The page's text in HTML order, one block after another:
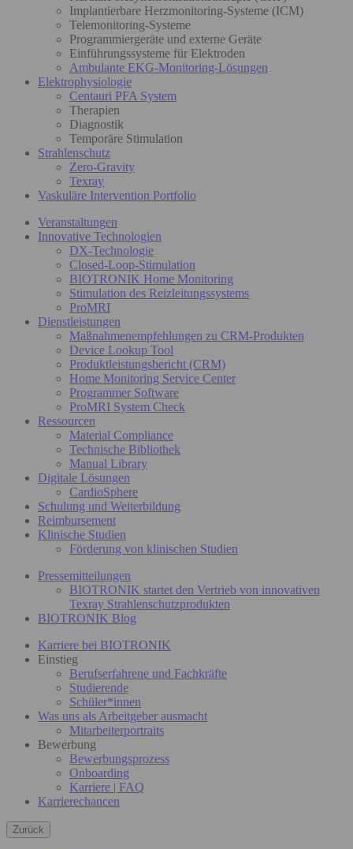
Implantierbare Herzmonitoring-Systeme (ICM)
Telemonitoring-Systeme
Programmiergeräte und externe Geräte
Einführungssysteme für Elektroden
Ambulante EKG-Monitoring-Lösungen
Elektrophysiologie
Centauri PFA System
Therapien
Diagnostik
Temporäre Stimulation
Strahlenschutz
Zero-Gravity
Texray
Vaskuläre Intervention Portfolio
Veranstaltungen
Innovative Technologien
DX-Technologie
Closed-Loop-Stimulation
BIOTRONIK Home Monitoring
Stimulation des Reizleitungssystems
ProMRI
Dienstleistungen
Maßnahmenempfehlungen zu CRM-Produkten
Device Lookup Tool
Produktleistungsbericht (CRM)
Home Monitoring Service Center
Programmer Software
ProMRI System Check
Ressourcen
Material Compliance
Technische Bibliothek
Manual Library
Digitale Lösungen
CardioSphere
Schulung und Weiterbildung
Reimbursement
Klinische Studien
Förderung von klinischen Studien
Pressemitteilungen
BIOTRONIK startet den Vertrieb von innovativen
Texray Strahlenschutzprodukten
BIOTRONIK Blog
Karriere bei BIOTRONIK
Einstieg
Berufserfahrene und Fachkräfte
Studierende
Schüler*innen
Was uns als Arbeitgeber ausmacht
Mitarbeiterportraits
Bewerbung
Bewerbungsprozess
Onboarding
Karriere | FAQ
Karrierechancen
Zurück